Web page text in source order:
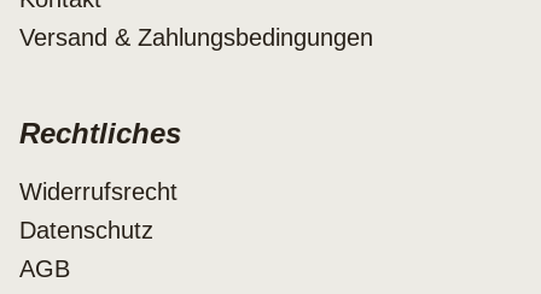
Versand & Zahlungsbedingungen
Rechtliches
Widerrufsrecht
Datenschutz
AGB